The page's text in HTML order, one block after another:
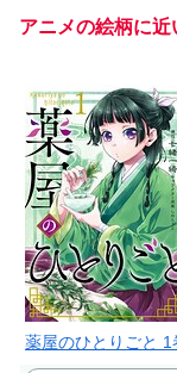
アニメの絵柄に近
薬屋のひとりごと 1